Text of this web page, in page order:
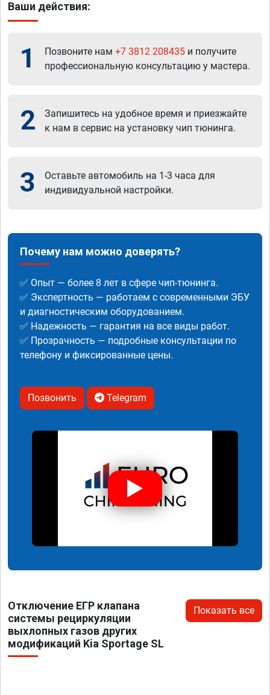
Ваши действия:
1 Позвоните нам +7 3812 208435 и получите
профессиональную консультацию у мастера.
2
Запишитесь на удобное время и приезжайте
к нам в сервис на установку чип тюнинга.
3
Оставьте автомобиль на 1-3 часа для
индивидуальной настройки.
Почему нам можно доверять?
✅ Опыт — более 8 лет в сфере чип-тюнинга.
✅ Экспертность — работаем с современными ЭБУ
и диагностическим оборудованием.
✅ Надежность — гарантия на все виды работ.
✅ Прозрачность — подробные консультации по
телефону и фиксированные цены.
Позвонить Telegram
Отключение ЕГР клапана
системы рециркуляции
выхлопных газов других
модификаций Kia Sportage SL
Показать все